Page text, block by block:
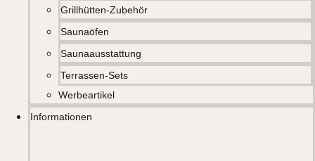
Grillhütten-Zubehör
Saunaöfen
Saunaausstattung
Terrassen-Sets
Werbeartikel
Informationen